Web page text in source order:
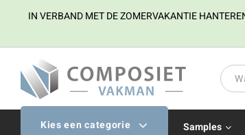
IN VERBAND MET DE ZOMERVAKANTIE
Kies een categorie Samples